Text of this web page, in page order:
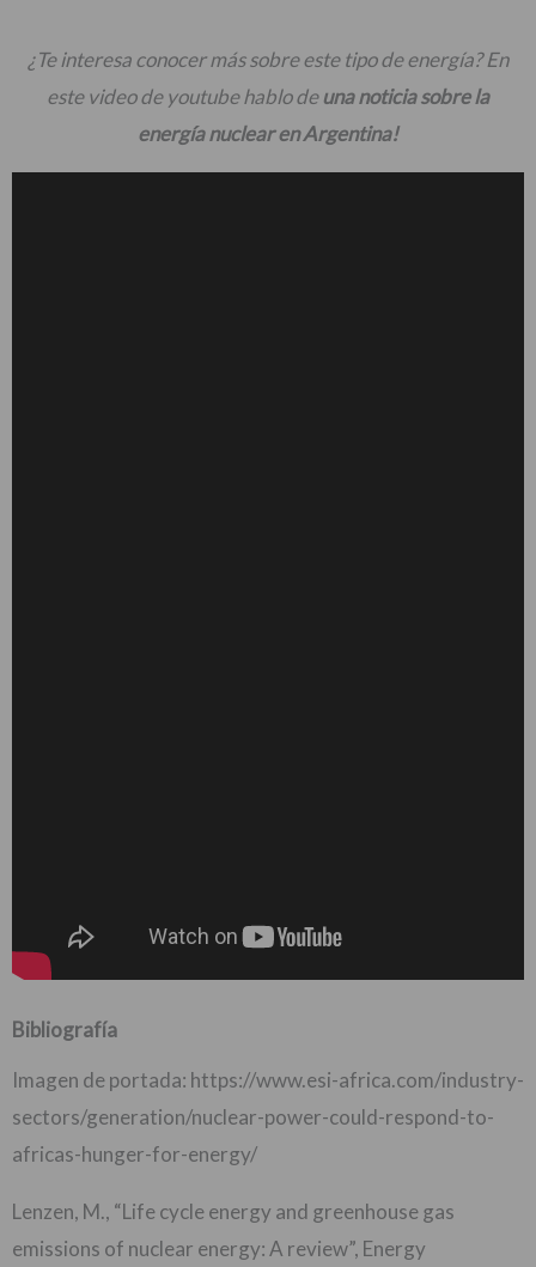
¿Te interesa conocer más sobre este tipo de energía? En
este video de youtube hablo deuna noticia sobre la
energía nuclear en Argentina!
Bibliografía
Imagen de portada: https://www.esi-africa.com/industry-
sectors/generation/nuclear-power-could-respond-to-
africas-hunger-for-energy/
Lenzen, M., “Life cycle energy and greenhouse gas
emissions of nuclear energy: A review”, Energy